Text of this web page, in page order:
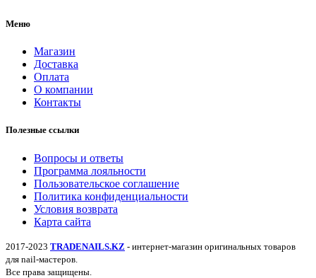
Меню
Магазин
Доставка
Оплата
О компании
Контакты
Полезные ссылки
Вопросы и ответы
Программа лояльности
Пользовательское соглашение
Политика конфиденциальности
Условия возврата
Карта сайта
2017-2023 TRADENAILS.KZ - интернет-магазин оригинальных товаров
для nail-мастеров.
Все права защищены.